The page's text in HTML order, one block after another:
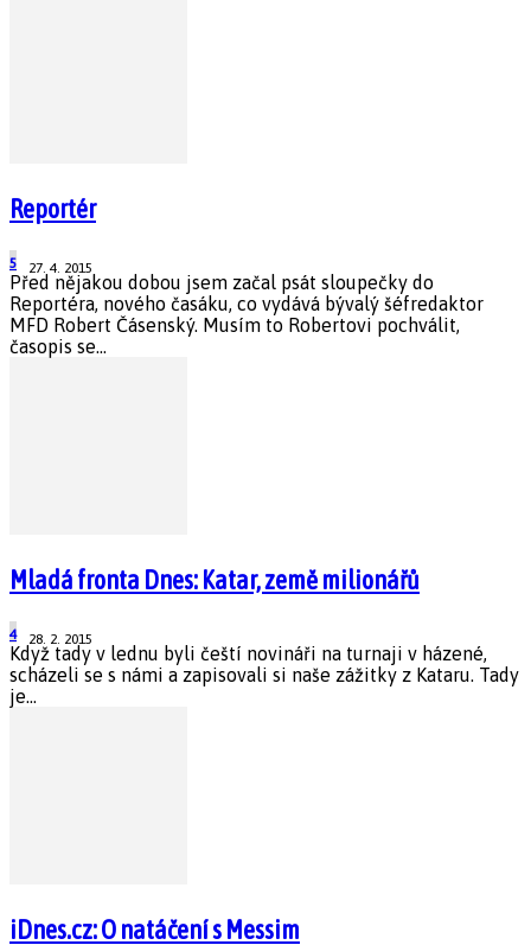
Reportér
27. 4. 2015
5
Před nějakou dobou jsem začal psát sloupečky do
Reportéra, nového časáku, co vydává bývalý šéfredaktor
MFD Robert Čásenský. Musím to Robertovi pochválit,
časopis se...
Mladá fronta Dnes: Katar, země milionářů
28. 2. 2015
4
Když tady v lednu byli čeští novináři na turnaji v házené,
scházeli se s námi a zapisovali si naše zážitky z Kataru. Tady
je...
iDnes.cz: O natáčení s Messim